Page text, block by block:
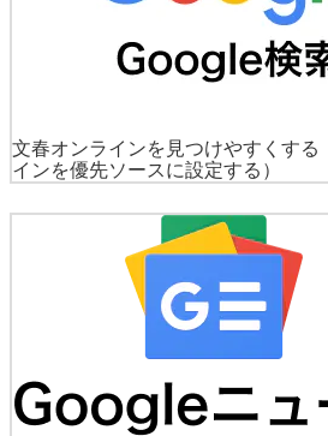
文春オンラインを見つけやすくする
インを優先ソースに設定する）